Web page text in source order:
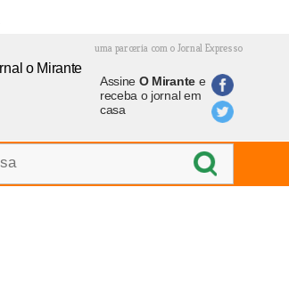
uma parceria com o Jornal Expresso
Assine O Mirantee
receba o jornal em
casa